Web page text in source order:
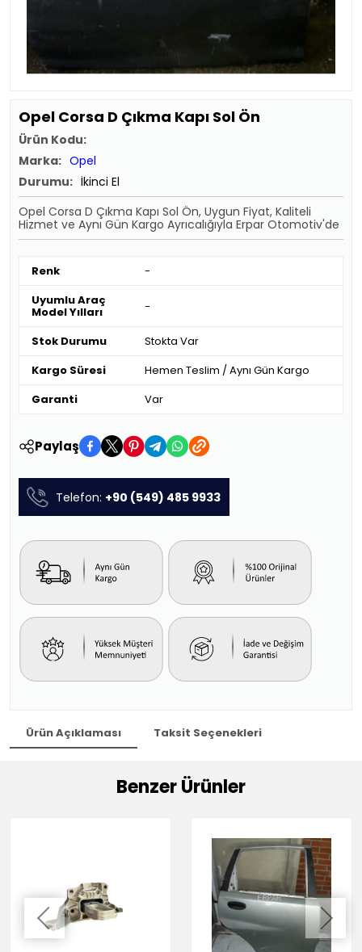
Opel Corsa D Çıkma Kapı Sol Ön
Ürün Kodu:
Marka: Opel
Durumu: İkinci El
Opel Corsa D Çıkma Kapı Sol Ön, Uygun Fiyat, Kaliteli
Hizmet ve Aynı Gün Kargo Ayrıcalığıyla Erpar Otomotiv'de
Renk
-
Uyumlu Araç
Model Yılları -
Stok Durumu
Stokta Var
Kargo Süresi
Hemen Teslim / Aynı Gün Kargo
Garanti
Var
Paylaş
Telefon: +90 (549) 485 9933
Ürün Açıklaması Taksit Seçenekleri
Benzer Ürünler